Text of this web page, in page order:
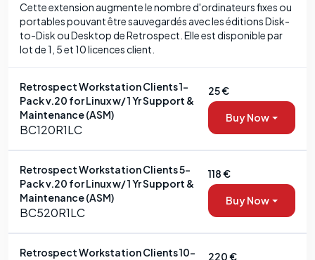
Cette extension augmente le nombre d'ordinateurs fixes ou
portables pouvant être sauvegardés avec les éditions Disk-
to-Disk ou Desktop de Retrospect. Elle est disponible par
lot de 1, 5 et 10 licences client.
Retrospect Workstation Clients 1-
Pack v.20 for Linux w/ 1 Yr Support &
Maintenance (ASM)
BC120R1LC
25 €
Buy Now
Retrospect Workstation Clients 5-
Pack v.20 for Linux w/ 1 Yr Support &
Maintenance (ASM)
BC520R1LC
118 €
Buy Now
Retrospect Workstation Clients 10-
220 €